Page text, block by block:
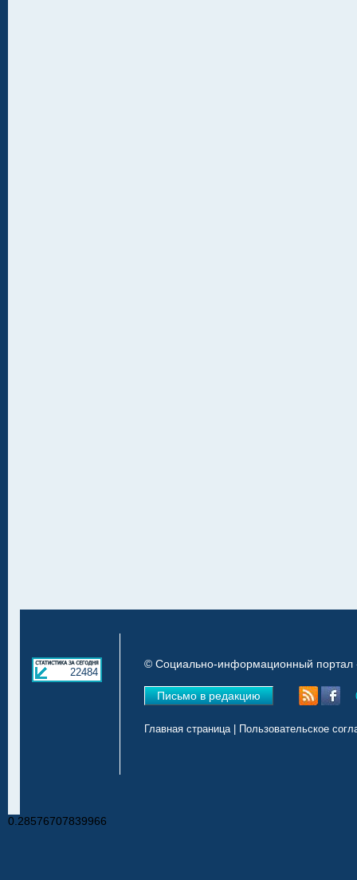
22484
© Социально-информационный портал
Письмо в редакцию
Главная страница| Пользовательское
0.28576707839966